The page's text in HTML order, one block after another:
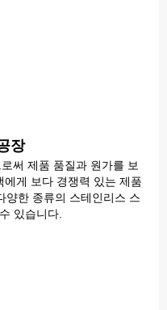
장
써 제품 품질과 원가를 보
게 보다 경쟁력 있는 제품
양한 종류의 스테인리스 스
있습니다.